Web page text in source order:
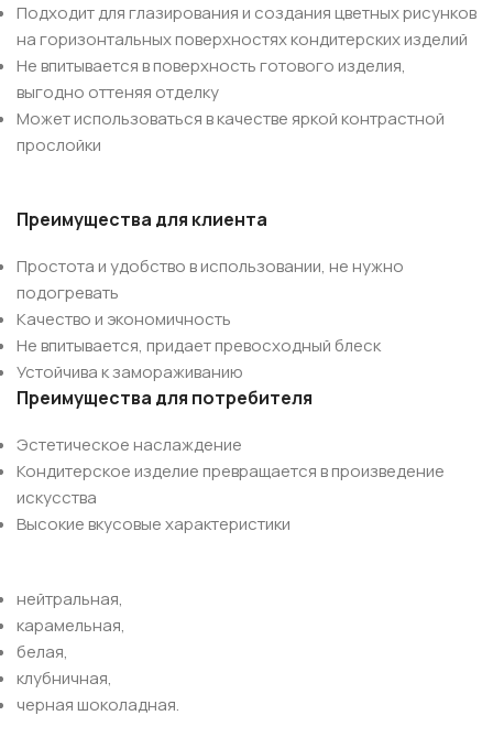
Подходит для глазирования и создания цветных рисунков
на горизонтальных поверхностях кондитерских изделий
Не впитывается в поверхность готового изделия,
выгодно оттеняя отделку
Может использоваться в качестве яркой контрастной
прослойки
Преимущества для клиента
Простота и удобство в использовании, не нужно
подогревать
Качество и экономичность
Не впитывается, придает превосходный блеск
Устойчива к замораживанию
Преимущества для потребителя
Эстетическое наслаждение
Кондитерское изделие превращается в произведение
искусства
Высокие вкусовые характеристики
нейтральная,
карамельная,
белая,
клубничная,
черная шоколадная.